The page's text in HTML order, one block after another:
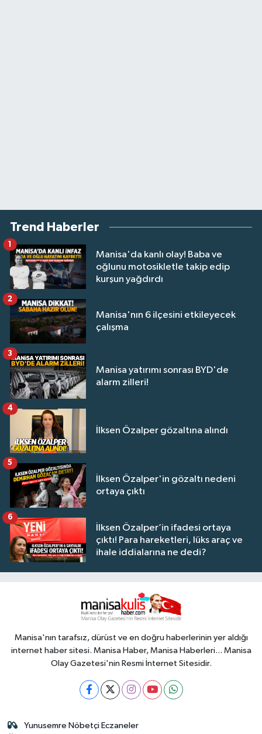
Trend Haberler
Manisa'da kanlı olay! Baba ve
oğlunu motosikletle takip edip
kurşun yağdırdı
1
Manisa'nın 6 ilçesini etkileyecek
çalışma
2
Manisa yatırımı sonrası BYD'de
alarm zilleri!
3
İlksen Özalper gözaltına alındı
4
İlksen Özalper'in gözaltı nedeni
ortaya çıktı
5
İlksen Özalper’in ifadesi ortaya
çıktı! Para hareketleri, lüks araç ve
ihale iddialarına ne dedi?
6
Manisa'nın tarafsız, dürüst ve en doğru haberlerinin yer aldığı
internet haber sitesi. Manisa Haber, Manisa Haberleri... Manisa
Olay Gazetesi'nin Resmi İnternet Sitesidir.
Yunusemre Nöbetçi Eczaneler